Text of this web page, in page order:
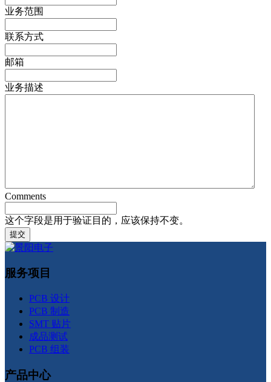
业务范围
联系方式
邮箱
业务描述
Comments
这个字段是用于验证目的，应该保持不变。
服务项目
PCB 设计
PCB 制造
SMT 贴片
成品测试
PCB 组装
产品中心